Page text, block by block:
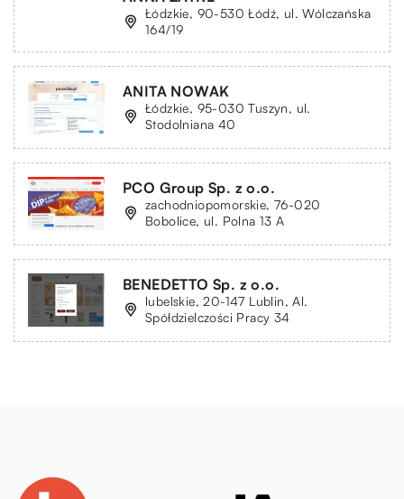
Łódzkie, 90-530 Łódź, ul. Wólczańska
164/19
ANITA NOWAK
Łódzkie, 95-030 Tuszyn, ul.
Stodolniana 40
PCO Group Sp. z o.o.
zachodniopomorskie, 76-020
Bobolice, ul. Polna 13 A
BENEDETTO Sp. z o.o.
lubelskie, 20-147 Lublin, Al.
Spółdzielczości Pracy 34